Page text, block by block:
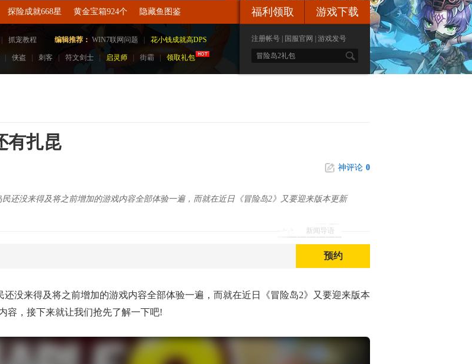
探险成就668星 黄金宝箱924个 隐藏鱼图鉴
抓宠教程 编辑推荐： WIN7联网问题 花小钱成就高DPS
侠盗 刺客 符文剑士 启灵师 街霸 领取礼包
福利领取 游戏下载
注册帐号 国服官网 游戏发号
有扎昆
神评论 0
新闻导语
还没来得及将之前增加的游戏内容全部体验一遍，而就在近日《冒险岛2》又要迎来版本更新
预约
没来得及将之前增加的游戏内容全部体验一遍，而就在近日《冒险岛2》又要迎来版本
容，接下来就让我们抢先了解一下吧!